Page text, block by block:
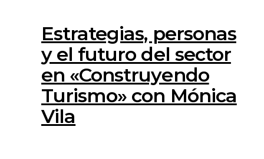
Estrategias, personas
y el futuro del sector
en «Construyendo
Turismo» con Mónica
Vila